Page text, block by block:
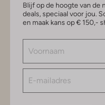
Blijf op de hoogte van de
deals, speciaal voor jou.
en maak kans op € 150,-